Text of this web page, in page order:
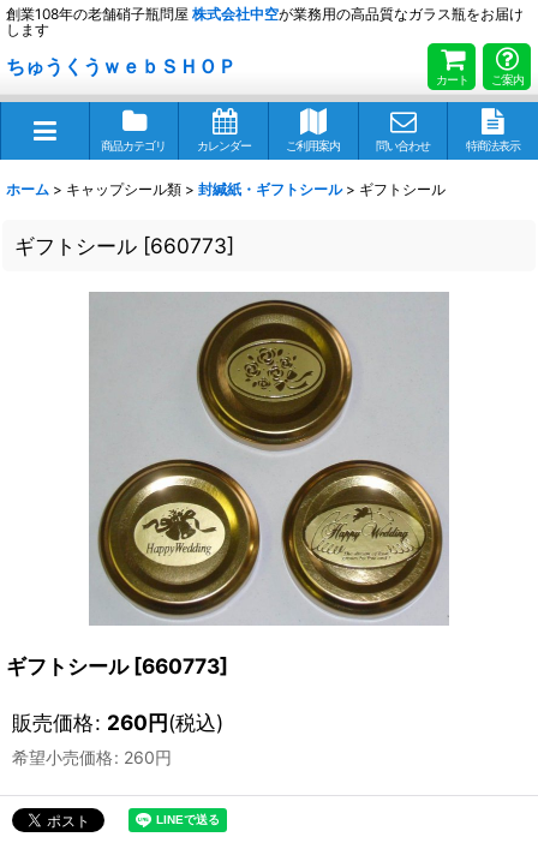
創業108年の老舗硝子瓶問屋 株式会社中空が業務用の高品質なガラス瓶をお届け
します
ちゅうくうｗｅｂＳＨＯＰ
カート ご案内
商品カテゴリ カレンダー ご利用案内 問い合わせ 特商法表示
ホーム > キャップシール類 > 封緘紙・ギフトシール > ギフトシール
ギフトシール [660773]
ギフトシール [660773]
販売価格: 260円(税込)
希望小売価格: 260円